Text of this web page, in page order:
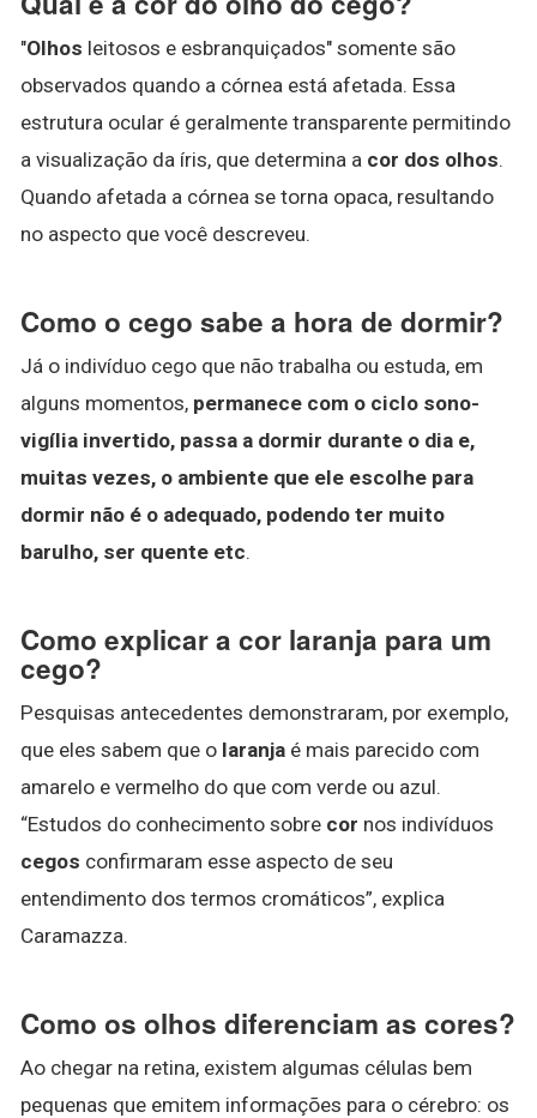
"Olhos leitosos e esbranquiçados" somente são
observados quando a córnea está afetada. Essa
estrutura ocular é geralmente transparente permitindo
a visualização da íris, que determina a cor dos olhos.
Quando afetada a córnea se torna opaca, resultando
no aspecto que você descreveu.
Como o cego sabe a hora de dormir?
Já o indivíduo cego que não trabalha ou estuda, em
alguns momentos, permanece com o ciclo sono-
vigília invertido, passa a dormir durante o dia e,
muitas vezes, o ambiente que ele escolhe para
dormir não é o adequado, podendo ter muito
barulho, ser quente etc.
Como explicar a cor laranja para um
cego?
Pesquisas antecedentes demonstraram, por exemplo,
que eles sabem que o laranja é mais parecido com
amarelo e vermelho do que com verde ou azul.
“Estudos do conhecimento sobre cor nos indivíduos
cegos confirmaram esse aspecto de seu
entendimento dos termos cromáticos”, explica
Caramazza.
Como os olhos diferenciam as cores?
Ao chegar na retina, existem algumas células bem
pequenas que emitem informações para o cérebro: os